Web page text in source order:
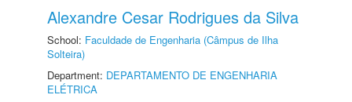
Alexandre Cesar Rodrigues da Silva
School: Faculdade de Engenharia (Câmpus de Ilha
Solteira)
Department: DEPARTAMENTO DE ENGENHARIA
ELÉTRICA